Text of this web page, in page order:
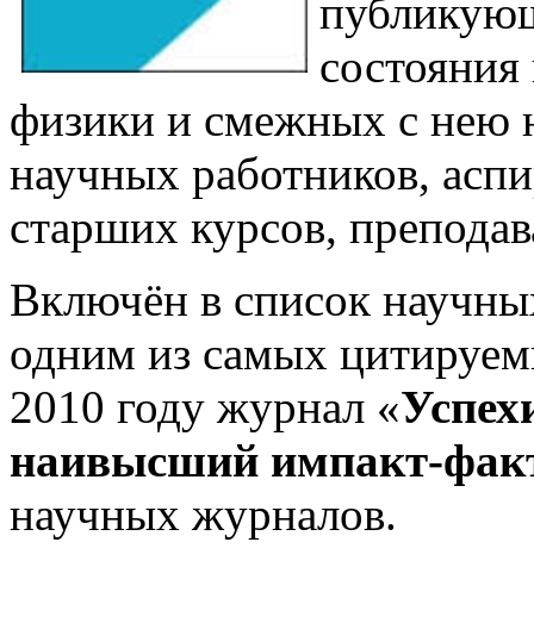
физики и смежных с нею
научных работников,
старших курсов,
Включён в список
одним из самых
2010 году журнал «
наивысший импакт-
научных журналов.